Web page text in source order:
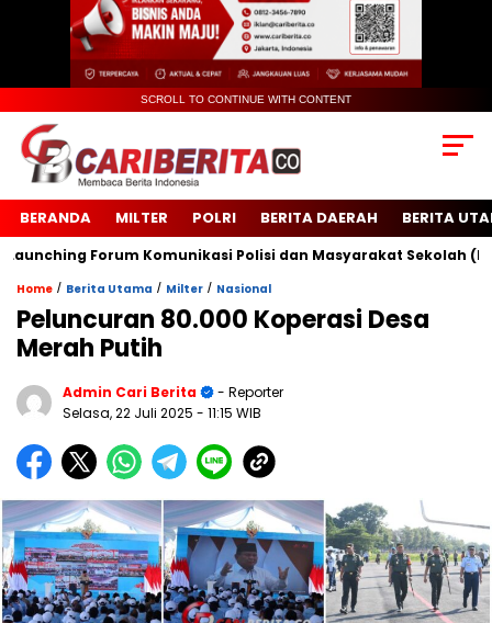
SCROLL TO CONTINUE WITH CONTENT
BERANDA MILTER POLRI BERITA DAERAH BERITA
Forum Komunikasi Polisi dan Masyarakat Sekolah (FKPMS)
Home / Berita Utama / Milter / Nasional
Peluncuran 80.000 Koperasi Desa
Merah Putih
Admin Cari Berita
- Reporter
Selasa, 22 Juli 2025 - 11:15 WIB